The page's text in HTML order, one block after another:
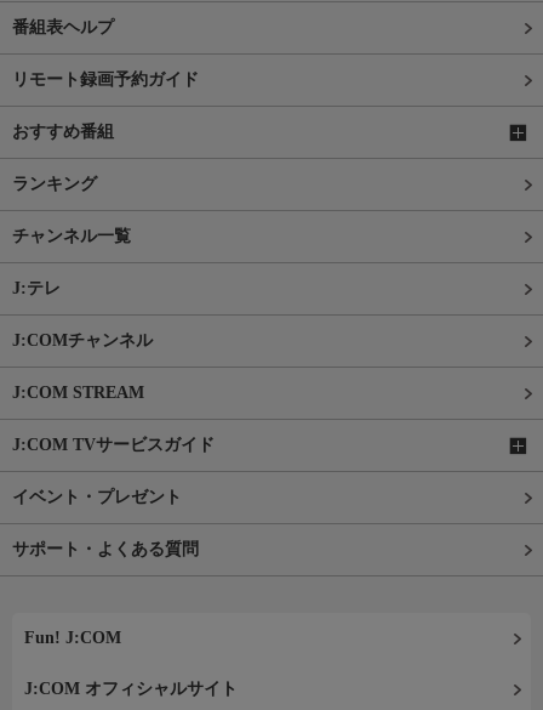
番組表ヘルプ
リモート録画予約ガイド
おすすめ番組
ランキング
チャンネル一覧
J:テレ
J:COMチャンネル
J:COM STREAM
J:COM TVサービスガイド
イベント・プレゼント
サポート・よくある質問
Fun! J:COM
J:COM オフィシャルサイト